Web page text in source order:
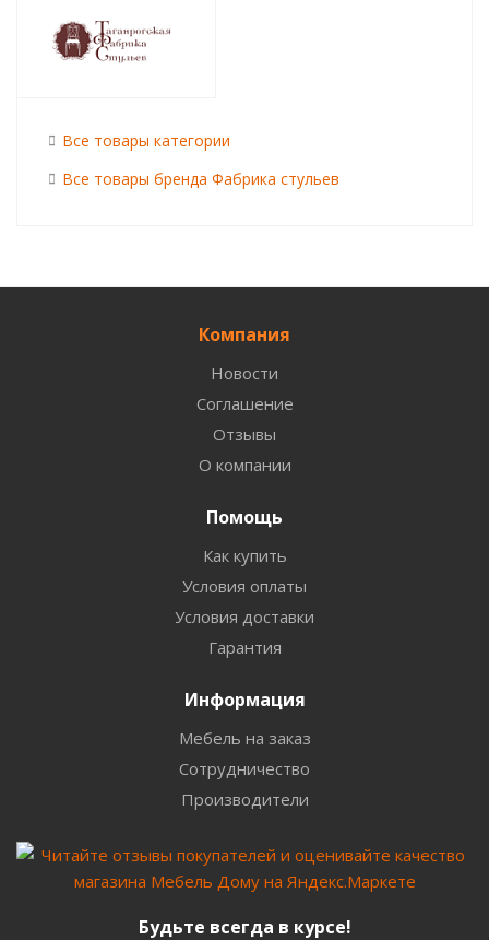
Все товары категории
Все товары бренда Фабрика стульев
Компания
Новости
Соглашение
Отзывы
О компании
Помощь
Как купить
Условия оплаты
Условия доставки
Гарантия
Информация
Мебель на заказ
Сотрудничество
Производители
Будьте всегда в курсе!